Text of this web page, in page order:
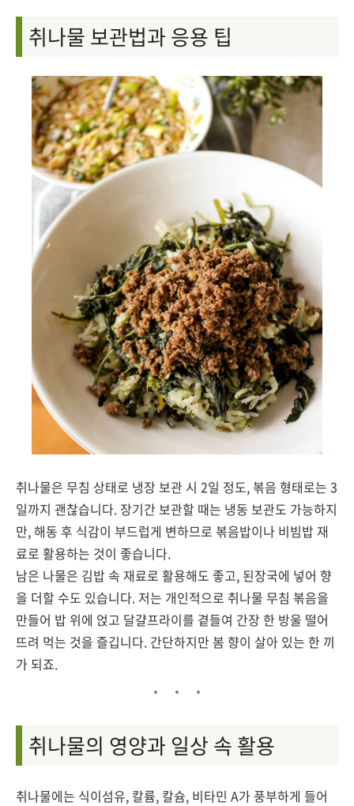
취나물 보관법과 응용 팁
취나물은 무침 상태로 냉장 보관 시 2일 정도, 볶음 형태로는 3
일까지 괜찮습니다. 장기간 보관할 때는 냉동 보관도 가능하지
만, 해동 후 식감이 부드럽게 변하므로 볶음밥이나 비빔밥 재
료로 활용하는 것이 좋습니다.
남은 나물은 김밥 속 재료로 활용해도 좋고, 된장국에 넣어 향
을 더할 수도 있습니다. 저는 개인적으로 취나물 무침 볶음을
만들어 밥 위에 얹고 달걀프라이를 곁들여 간장 한 방울 떨어
뜨려 먹는 것을 즐깁니다. 간단하지만 봄 향이 살아 있는 한 끼
가 되죠.
취나물의 영양과 일상 속 활용
취나물에는 식이섬유, 칼륨, 칼슘, 비타민 A가 풍부하게 들어